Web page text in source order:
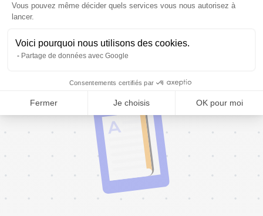
Vous pouvez même décider quels services vous nous autorisez à
lancer.
Voici pourquoi nous utilisons des cookies.
Partage de données avec Google
Consentements certifiés par
Fermer Je choisis OK pour moi
Axeptio consent